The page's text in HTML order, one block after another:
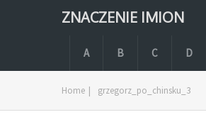
ZNACZENIE IMION
A B C D
Home | grzegorz_po_chinsku_3